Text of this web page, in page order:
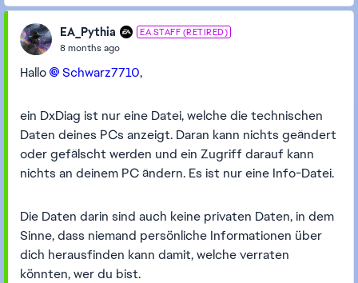
EA_Pythia EA STAFF (RETIRED)
8 months ago
Hallo Schwarz7710​,
ein DxDiag ist nur eine Datei, welche die technischen
Daten deines PCs anzeigt. Daran kann nichts geändert
oder gefälscht werden und ein Zugriff darauf kann
nichts an deinem PC ändern. Es ist nur eine Info-Datei.
Die Daten darin sind auch keine privaten Daten, in dem
Sinne, dass niemand persönliche Informationen über
dich herausfinden kann damit, welche verraten
könnten, wer du bist.